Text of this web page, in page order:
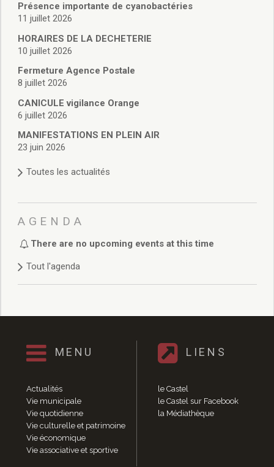
Cadastre
Plan Local d’Urbanisme intercommunal
Actes d’état civil
Budgets
Budget de Fonctionnement
Budget d’Investissement
Règlement du conseil municipal
Délibérations 2025
Délibérations 2024
Délibérations 2023
Délibérations 2019
Délibérations 2018
Délibérations 2016
Délibérations 2015
Délibérations 2013
Délibérations 2011
Délibérations 2008
Agenda réunions publiques
Marchés publics
Toutes les actualités
Vie quotidienne
Présence importante de cyanobactéries
11 juillet 2026
HORAIRES DE LA DECHETERIE
10 juillet 2026
Fermeture Agence Postale
8 juillet 2026
CANICULE vigilance Orange
6 juillet 2026
MANIFESTATIONS EN PLEIN AIR
23 juin 2026
Toutes les actualités
AGENDA
There are no upcoming events at this time
Tout l'agenda
MENU
Actualités
Vie municipale
Vie quotidienne
Vie culturelle et patrimoine
Vie économique
Vie associative et sportive
LIENS
le Castel
le Castel sur Facebook
la Médiathèque